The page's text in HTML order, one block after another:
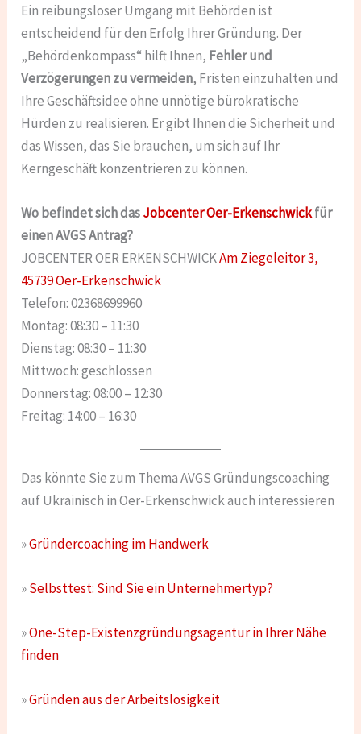
Ein reibungsloser Umgang mit Behörden ist
entscheidend für den Erfolg Ihrer Gründung. Der
„Behördenkompass“ hilft Ihnen, Fehler und
Verzögerungen zu vermeiden, Fristen einzuhalten und
Ihre Geschäftsidee ohne unnötige bürokratische
Hürden zu realisieren. Er gibt Ihnen die Sicherheit und
das Wissen, das Sie brauchen, um sich auf Ihr
Kerngeschäft konzentrieren zu können.
Wo befindet sich dasJobcenter Oer-Erkenschwickfür
einen AVGS Antrag?
JOBCENTER OER ERKENSCHWICKAm Ziegeleitor 3,
45739 Oer-Erkenschwick
Telefon: 02368699960
Montag: 08:30 – 11:30
Dienstag: 08:30 – 11:30
Mittwoch: geschlossen
Donnerstag: 08:00 – 12:30
Freitag: 14:00 – 16:30
Das könnte Sie zum Thema AVGS Gründungscoaching
auf Ukrainisch in Oer-Erkenschwick auch interessieren
»Gründercoaching im Handwerk
»Selbsttest: Sind Sie ein Unternehmertyp?
»One-Step-Existenzgründungsagentur in Ihrer Nähe
finden
»Gründen aus der Arbeitslosigkeit